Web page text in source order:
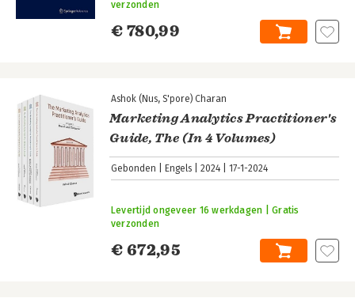
€ 780,99
verzonden
Ashok (Nus, S'pore) Charan
Marketing Analytics Practitioner's
Guide, The (In 4 Volumes)
Gebonden Engels 2024 17-1-2024
€ 672,95
Levertijd ongeveer 16 werkdagen | Gratis
verzonden